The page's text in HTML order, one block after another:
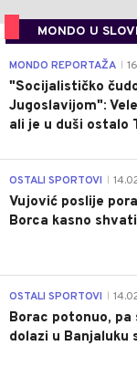
MONDO U
MONDO REPORTAŽA
"Socijalističko
Jugoslavijom":
ali je u duši ostalo
OSTALI SPORTOVI
Vujović poslije
Borca kasno
OSTALI SPORTOVI
Borac potonuo, pa
dolazi u Banjaluku